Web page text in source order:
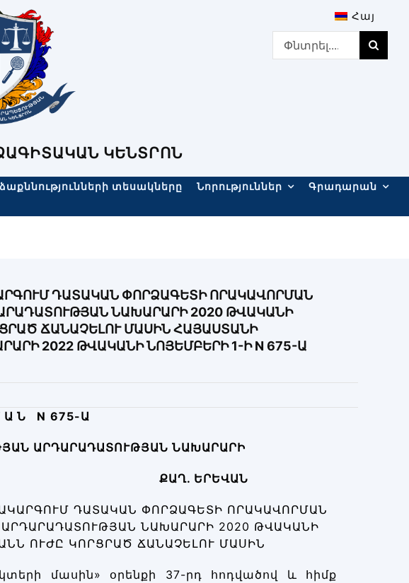
Հայ
Search
for:
ԿԵՆՏՐՈՆ
տեսակները Նորություններ
Գրադարան
ԴԱՏԱԿԱՆ ՓՈՐՁԱԳԵՏԻ ՈՐԱԿԱՎՈՐՄԱՆ
ՆԱԽԱՐԱՐԻ 2020 ԹՎԱԿԱՆԻ
ՃԱՆԱՉԵԼՈՒ ՄԱՍԻՆ ՀԱՅԱՍՏԱՆԻ
2022 ԹՎԱԿԱՆԻ ՆՈՅԵՄԲԵՐԻ 1-Ի N 675-Ա
Ա Ն N 675-Ա
ԱՐԴԱՐԱԴԱՏՈՒԹՅԱՆ ՆԱԽԱՐԱՐԻ
Թ. ՔԱՂ. ԵՐԵՎԱՆ
ԴԱՏԱԿԱՆ ՓՈՐՁԱԳԵՏԻ ՈՐԱԿԱՎՈՐՄԱՆ
ՆԱԽԱՐԱՐԻ 2020 ԹՎԱԿԱՆԻ
ՈՒԺԸ ԿՈՐՑՐԱԾ ՃԱՆԱՉԵԼՈՒ ՄԱՍԻՆ
մասին» օրենքի 37-րդ հոդվածով և հիմք